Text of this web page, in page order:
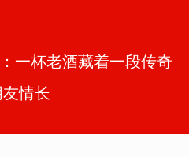
一杯老酒藏着一段传奇
情长